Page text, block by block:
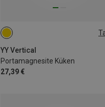
YY Vertical
Portamagnesite Küken
27,39 €
ONE SIZE